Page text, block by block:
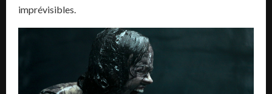
imprévisibles.